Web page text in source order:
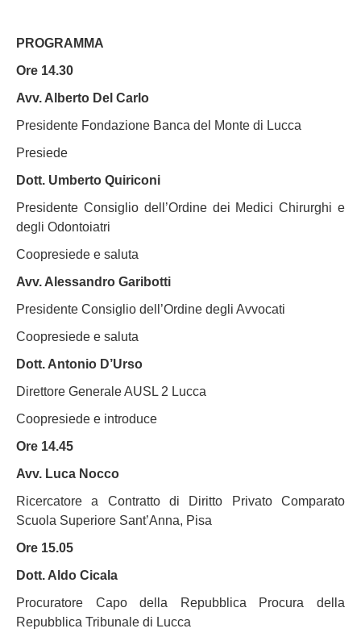
PROGRAMMA
Ore 14.30
Avv. Alberto Del Carlo
Presidente Fondazione Banca del Monte di Lucca
Presiede
Dott. Umberto Quiriconi
Presidente Consiglio dell’Ordine dei Medici Chirurghi e
degli Odontoiatri
Coopresiede e saluta
Avv. Alessandro Garibotti
Presidente Consiglio dell’Ordine degli Avvocati
Coopresiede e saluta
Dott. Antonio D’Urso
Direttore Generale AUSL 2 Lucca
Coopresiede e introduce
Ore 14.45
Avv. Luca Nocco
Ricercatore a Contratto di Diritto Privato Comparato
Scuola Superiore Sant’Anna, Pisa
Ore 15.05
Dott. Aldo Cicala
Procuratore Capo della Repubblica Procura della
Repubblica Tribunale di Lucca